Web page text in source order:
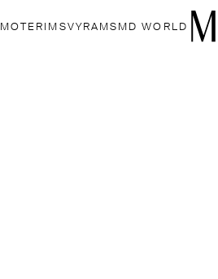
MOTERIMSVYRAMS MD WORLD